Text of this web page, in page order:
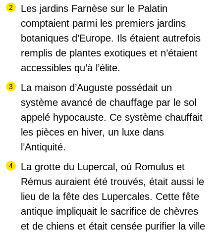
Les jardins Farnèse sur le Palatin
comptaient parmi les premiers jardins
botaniques d’Europe. Ils étaient autrefois
remplis de plantes exotiques et n’étaient
accessibles qu’à l’élite.
La maison d’Auguste possédait un
système avancé de chauffage par le sol
appelé hypocauste. Ce système chauffait
les pièces en hiver, un luxe dans
l’Antiquité.
La grotte du Lupercal, où Romulus et
Rémus auraient été trouvés, était aussi le
lieu de la fête des Lupercales. Cette fête
antique impliquait le sacrifice de chèvres
et de chiens et était censée purifier la ville